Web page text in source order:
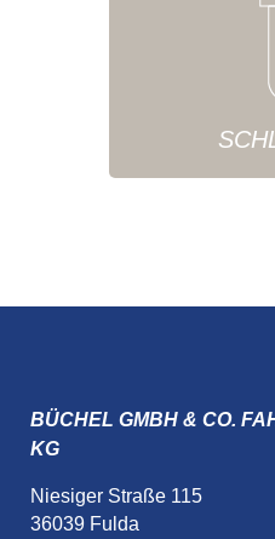
BÜCHEL GMBH & CO.
KG
Niesiger Straße 115
36039 Fulda